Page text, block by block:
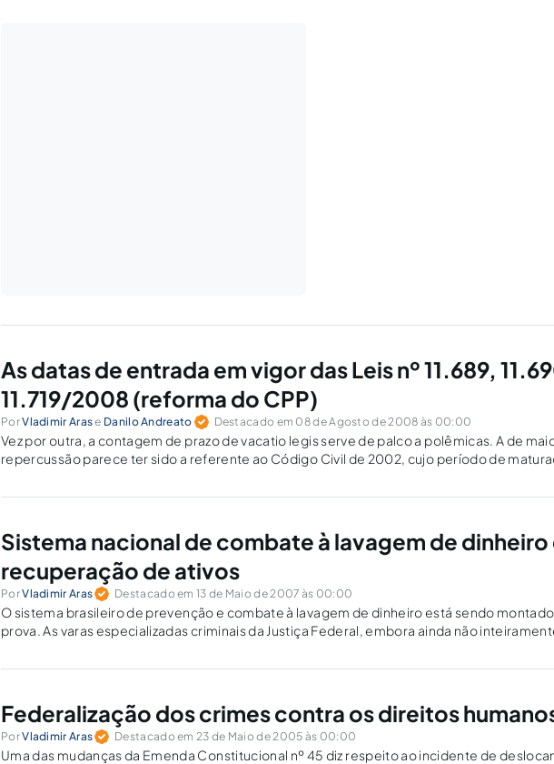
As datas de entrada em vigor das Leis nº 11.689,
11.719/2008 (reforma do CPP)
PorVladimir Arase Danilo Andreato Destacado em 08 de Agosto de 2008 às 00:00
Vez por outra, a contagem de prazo de vacatio legis serve de palco a polêmicas. A de
repercussão parece ter sido a referente ao Código Civil de 2002, cujo período de
Sistema nacional de combate à lavagem de dinheiro
recuperação de ativos
PorVladimir Aras Destacado em 13 de Maio de 2007 às 00:00
O sistema brasileiro de prevenção e combate à lavagem de dinheiro está sendo
prova. As varas especializadas criminais da Justiça Federal, embora ainda não
Federalização dos crimes contra os direitos
PorVladimir Aras Destacado em 23 de Maio de 2005 às 00:00
Uma das mudanças da Emenda Constitucional nº 45 diz respeito ao incidente de deslocamento de